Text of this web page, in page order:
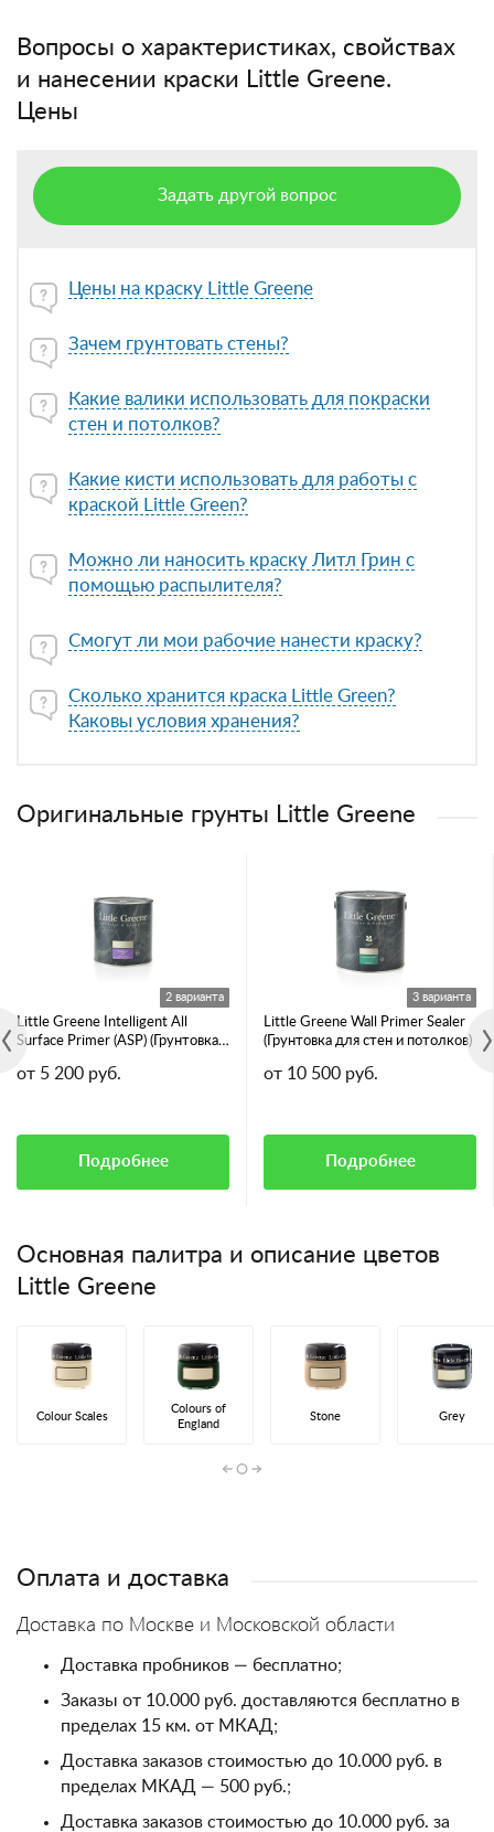
Вопросы о характеристиках, свойствах
и нанесении краски Little Greene.
Цены
Задать другой вопрос
Цены на краску Little Greene
Зачем грунтовать стены?
Какие валики использовать для покраски
стен и потолков?
Какие кисти использовать для работы с
краской Little Green?
Можно ли наносить краску Литл Грин с
помощью распылителя?
Смогут ли мои рабочие нанести краску?
Сколько хранится краска Little Green?
Каковы условия хранения?
Оригинальные грунты Little Greene
2 варианта
Little Greene Intelligent All
Surface Primer (ASP) (Грунтовка
от 5 200 руб.
Подробнее
3 варианта
Little Greene Wall Primer Sealer
(Грунтовка для стен и потолков)
от 10 500 руб.
Подробнее
Основная палитра и описание цветов
Little Greene
Colour Scales
Colours of
England
Stone Grey
Оплата и доставка
Доставка по Москве и Московской области
Доставка пробников — бесплатно;
Заказы от 10.000 руб. доставляются бесплатно в
пределах 15 км. от МКАД;
Доставка заказов стоимостью до 10.000 руб. в
пределах МКАД — 500 руб.;
Доставка заказов стоимостью до 10.000 руб. за